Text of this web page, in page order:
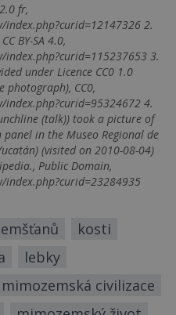
fr,
2.
BY-SA 4.0,
3.
under Licence CC0 1.0
photograph), CC0,
4.
(talk)) took a picture of
in the Museo Regional de
(visited on 2010-08-04)
Public Domain,
kosti
lebky
mimozemská civilizace